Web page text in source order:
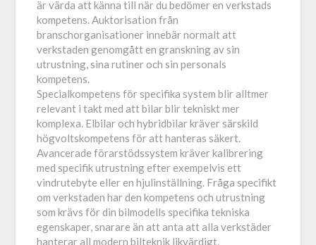
är värda att känna till när du bedömer en verkstads
kompetens. Auktorisation från
branschorganisationer innebär normalt att
verkstaden genomgått en granskning av sin
utrustning, sina rutiner och sin personals
kompetens.
Specialkompetens för specifika system blir alltmer
relevant i takt med att bilar blir tekniskt mer
komplexa. Elbilar och hybridbilar kräver särskild
högvoltskompetens för att hanteras säkert.
Avancerade förarstödssystem kräver kalibrering
med specifik utrustning efter exempelvis ett
vindrutebyte eller en hjulinställning. Fråga specifikt
om verkstaden har den kompetens och utrustning
som krävs för din bilmodells specifika tekniska
egenskaper, snarare än att anta att alla verkstäder
hanterar all modern bilteknik likvärdigt.